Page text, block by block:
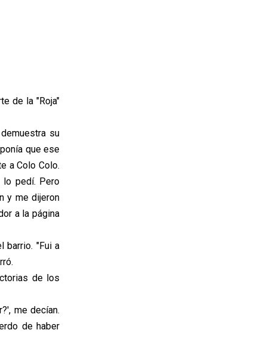
de la "Roja"
su
que ese
a Colo Colo.
lo pedí. Pero
y me dijeron
a la página
barrio. "Fui a
de los
me decían.
de haber